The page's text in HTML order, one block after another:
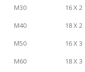
M30
16 X 2
M40
18 X 2
M50
16 X 3
M60
18 X 3